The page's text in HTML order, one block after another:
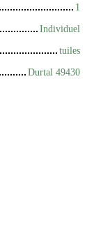
1
Individuel
tuiles
Durtal 49430